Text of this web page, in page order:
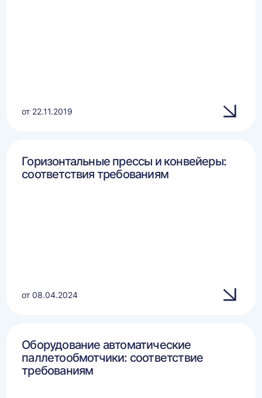
от 22.11.2019
Горизонтальные прессы и конвейеры:
соответствия требованиям
от 08.04.2024
Оборудование автоматические
паллетообмотчики: соответствие
требованиям